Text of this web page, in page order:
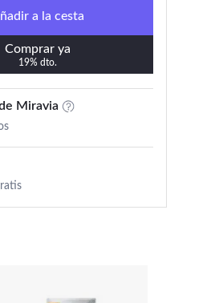
los últimos 30 días
a la cesta
Comprar ya
19% dto.
Miravia